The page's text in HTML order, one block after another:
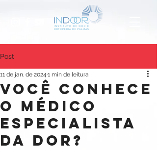
Post
Você conhece
o MÉDICO
ESPECIALISTA
DA DOR?
11 de jan. de 2024 1 min de leitura